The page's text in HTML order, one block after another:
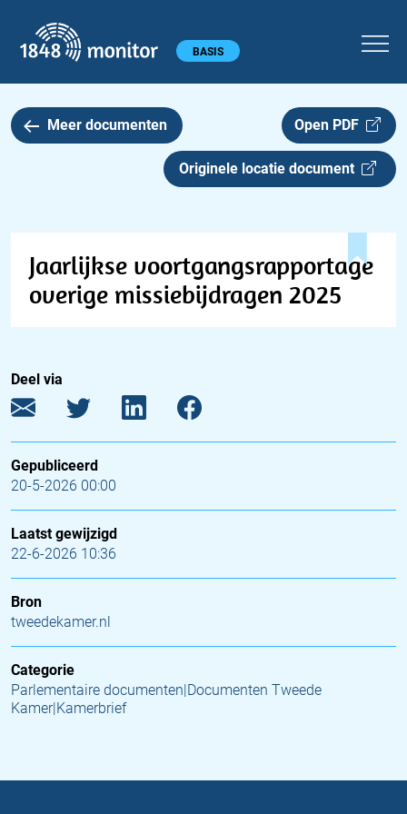
Hoofdmenu BASIS
Meer documenten Open PDF
Originele locatie document
Jaarlijkse voortgangsrapportage
overige missiebijdragen 2025
Deel via
Gepubliceerd
20-5-2026 00:00
Laatst gewijzigd
22-6-2026 10:36
Bron
tweedekamer.nl
Categorie
Parlementaire documenten|Documenten Tweede
Kamer|Kamerbrief